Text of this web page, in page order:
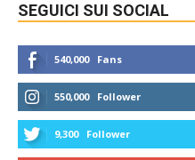
SEGUICI SUI SOCIAL
540,000 Fans
550,000 Follower
9,300 Follower